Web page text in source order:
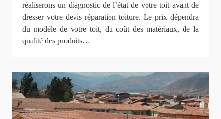
réaliserons un diagnostic de l’état de votre toit avant de
dresser votre devis réparation toiture. Le prix dépendra
du modèle de votre toit, du coût des matériaux, de la
qualité des produits…